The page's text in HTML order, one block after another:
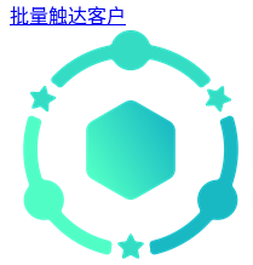
批量触达客户